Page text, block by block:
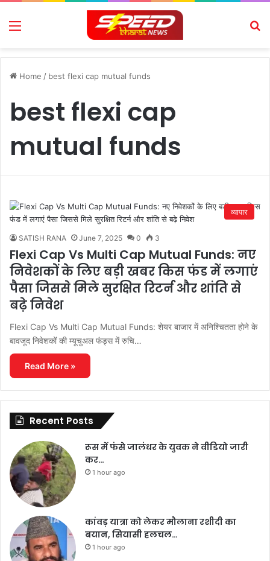
Menu
Home / best flexi cap mutual funds
best flexi cap
mutual funds
व्यापार
SATISH RANA June 7, 2025 0 3
Flexi Cap Vs Multi Cap Mutual Funds: नए
निवेशकों के लिए बड़ी खबर किस फंड में लगाएं
पैसा जिससे मिले सुरक्षित रिटर्न और शांति से
बढ़े निवेश
Flexi Cap Vs Multi Cap Mutual Funds: शेयर बाजार में अनिश्चितता होने के
बावजूद निवेशकों की म्यूचुअल फंड्स में रुचि…
Read More »
Recent Posts
रूस में फंसे जालंधर के युवक ने वीडियो जारी
कर…
1 hour ago
कांवड़ यात्रा को लेकर मौलाना रशीदी का
बयान, सियासी हलचल…
1 hour ago